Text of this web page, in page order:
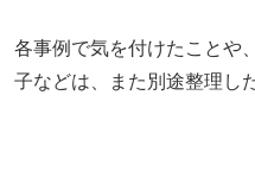
各事例で気を付けたことや
子などは、また別途整理し